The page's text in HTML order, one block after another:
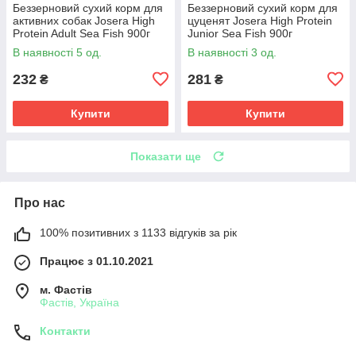
Беззерновий сухий корм для
активних собак Josera High
Protein Adult Sea Fish 900г
раціон з морською рибою,
лососем, мідіями
В наявності 5 од.
232 ₴
Купити
Беззерновий сухий корм для
цуценят Josera High Protein
Junior Sea Fish 900г
високоенергетичний раціон з
морською рибою, лососем
В наявності 3 од.
281 ₴
Купити
Показати ще
Про нас
100% позитивних з 1133 відгуків за рік
Працює з 01.10.2021
м. Фастів
Фастів, Україна
Контакти